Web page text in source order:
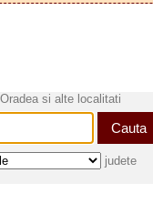
si alte localitati
judete